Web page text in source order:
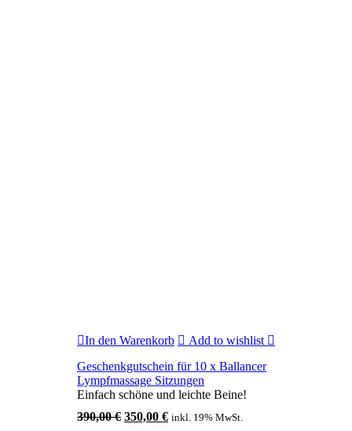
In den Warenkorb
Add to wishlist
Geschenkgutschein für 10 x Ballancer
Lympfmassage Sitzungen
Einfach schöne und leichte Beine!
390,00€ Ursprünglicher
350,00 €Aktueller
inkl. 19% MwSt.